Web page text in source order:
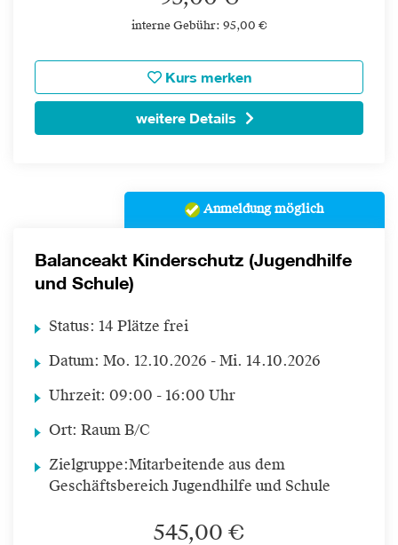
interne Gebühr: 95,00 €
Kurs merken
weitere Details
Anmeldung möglich
Balanceakt Kinderschutz (Jugendhilfe
und Schule)
Status: 14 Plätze frei
Datum: Mo. 12.10.2026 - Mi. 14.10.2026
Uhrzeit: 09:00 - 16:00 Uhr
Ort: Raum B/C
Zielgruppe:Mitarbeitende aus dem
Geschäftsbereich Jugendhilfe und Schule
545,00 €